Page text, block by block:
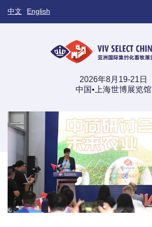
中文 English
2026年8月19-21日
中国•上海世博展览馆